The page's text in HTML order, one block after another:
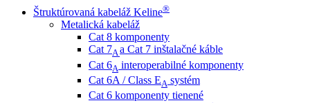
Štruktúrovaná kabeláž Keline®
Metalická kabeláž
Cat 8 komponenty
Cat 7Aa Cat 7 inštalačné káble
Cat 6A interoperabilné komponenty
Cat 6A / Class EA systém
Cat 6 komponenty tienené